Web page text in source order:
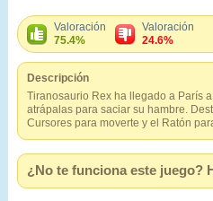
Valoración
75.4%
Valoración
24.6%
Descripción
Tiranosaurio Rex ha llegado a París
atrápalas para saciar su hambre.
Cursores para moverte y el Ratón
¿No te funciona este juego?